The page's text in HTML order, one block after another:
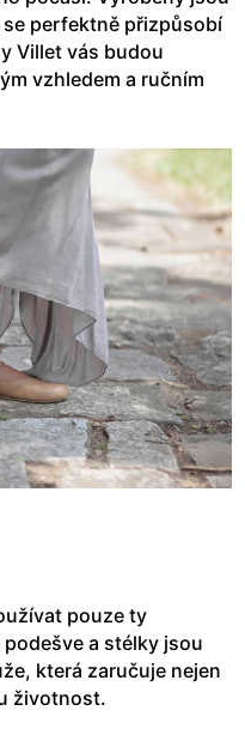
perfektně přizpůsobí
Villet vás budou
vzhledem a ručním
pouze ty
a stélky jsou
která zaručuje nejen
životnost.